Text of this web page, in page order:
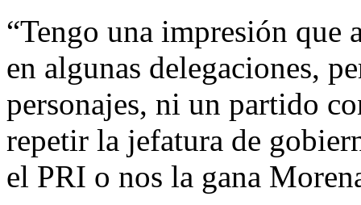
“Tengo una impresión que
en algunas delegaciones,
personajes, ni un partido
repetir la jefatura de
el PRI o nos la gana